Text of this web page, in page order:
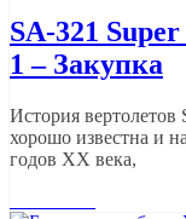
SA-321
1 – Закупка
История
хорошо известна и
годов ХХ века,